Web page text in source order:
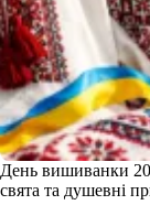
День вишиванки
свята та душевні